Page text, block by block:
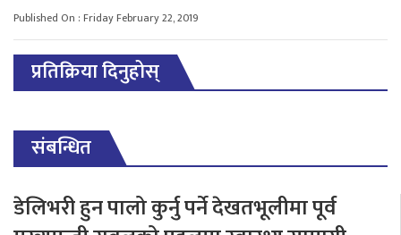
Published On : Friday February 22, 2019
प्रतिक्रिया दिनुहोस्
संबन्धित
डेलिभरी हुन पालो कुर्नु पर्ने देखतभूलीमा पूर्व